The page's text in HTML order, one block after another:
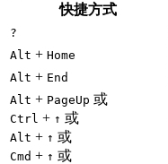
快捷方式
?
Alt + Home
Alt + End
Alt + PageUp 或
Ctrl + ↑ 或
Alt + ↑ 或
Cmd + ↑ 或